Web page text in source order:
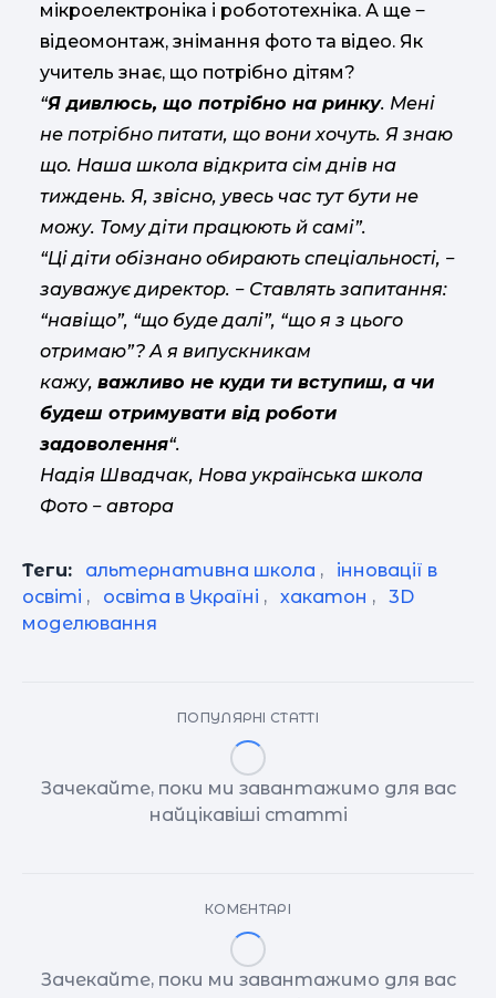
мікроелектроніка і робототехніка. А ще ‒
відеомонтаж, знімання фото та відео. Як
учитель знає, що потрібно дітям?
“Я дивлюсь, що потрібно на ринку. Мені
не потрібно питати, що вони хочуть. Я знаю
що. Наша школа відкрита сім днів на
тиждень. Я, звісно, увесь час тут бути не
можу. Тому діти працюють й самі”.
“Ці діти обізнано обирають спеціальності, ‒
зауважує директор. ‒ Ставлять запитання:
“навіщо”, “що буде далі”, “що я з цього
отримаю”? А я випускникам
кажу, важливо не куди ти вступиш, а чи
будеш отримувати від роботи
задоволення“.
Надія Швадчак, Нова українська школа
Фото ‒ автора
Теги: альтернативна школа ,
інновації в
освіті , освіта в Україні , хакатон ,
3D
моделювання
ПОПУЛЯРНІ СТАТТІ
Зачекайте, поки ми завантажимо для вас
найцікавіші статті
КОМЕНТАРІ
Зачекайте, поки ми завантажимо для вас